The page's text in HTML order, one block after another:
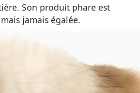
Son produit phare est
jamais égalée.